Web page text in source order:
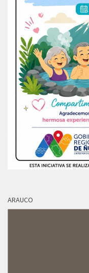
ARAUCO